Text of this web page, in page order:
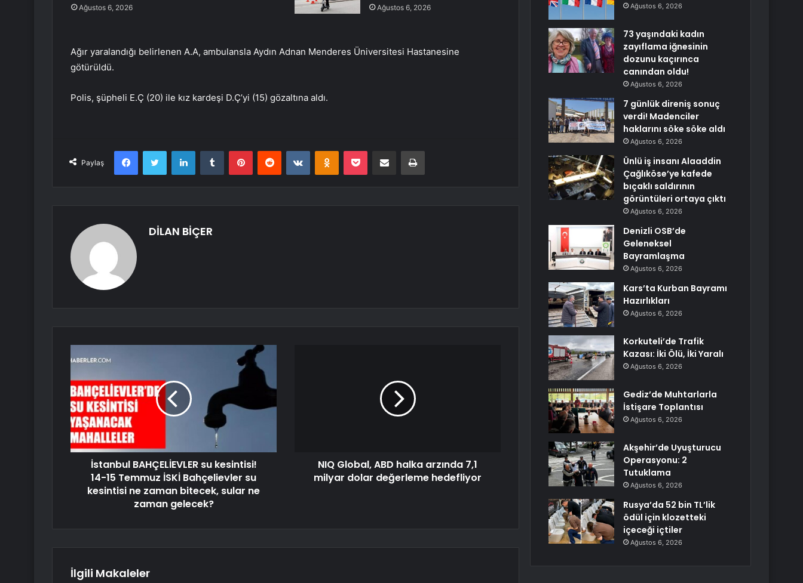
Ağustos 6, 2026 Ağustos 6, 2026
Ağır yaralandığı belirlenen A.A, ambulansla Aydın Adnan Menderes Üniversitesi Hastanesine
götürüldü.
Polis, şüpheli E.Ç (20) ile kız kardeşi D.Ç’yi (15) gözaltına aldı.
Paylaş
FacebookTwitter LinkedInTumblr PinterestReddit VKontakteOdnoklassniki
Pocket E-Posta ile paylaş Yazdır
DİLAN BİÇER
İstanbul BAHÇELİEVLER su kesintisi!
14-15 Temmuz İSKİ Bahçelievler su
kesintisi ne zaman bitecek, sular ne
zaman gelecek?
NIQ Global, ABD halka arzında 7,1
milyar dolar değerleme hedefliyor
İlgili Makaleler
Ağustos 6, 2026
73 yaşındaki kadın
zayıflama iğnesinin
dozunu kaçırınca
canından oldu!
Ağustos 6, 2026
7 günlük direniş sonuç
verdi! Madenciler
haklarını söke söke aldı
Ağustos 6, 2026
Ünlü iş insanı Alaaddin
Çağlıköse’ye kafede
bıçaklı saldırının
görüntüleri ortaya çıktı
Ağustos 6, 2026
Denizli OSB’de
Geleneksel
Bayramlaşma
Ağustos 6, 2026
Kars’ta Kurban Bayramı
Hazırlıkları
Ağustos 6, 2026
Korkuteli’de Trafik
Kazası: İki Ölü, İki Yaralı
Ağustos 6, 2026
Gediz’de Muhtarlarla
İstişare Toplantısı
Ağustos 6, 2026
Akşehir’de Uyuşturucu
Operasyonu: 2
Tutuklama
Ağustos 6, 2026
Rusya’da 52 bin TL’lik
ödül için klozetteki
içeceği içtiler
Ağustos 6, 2026